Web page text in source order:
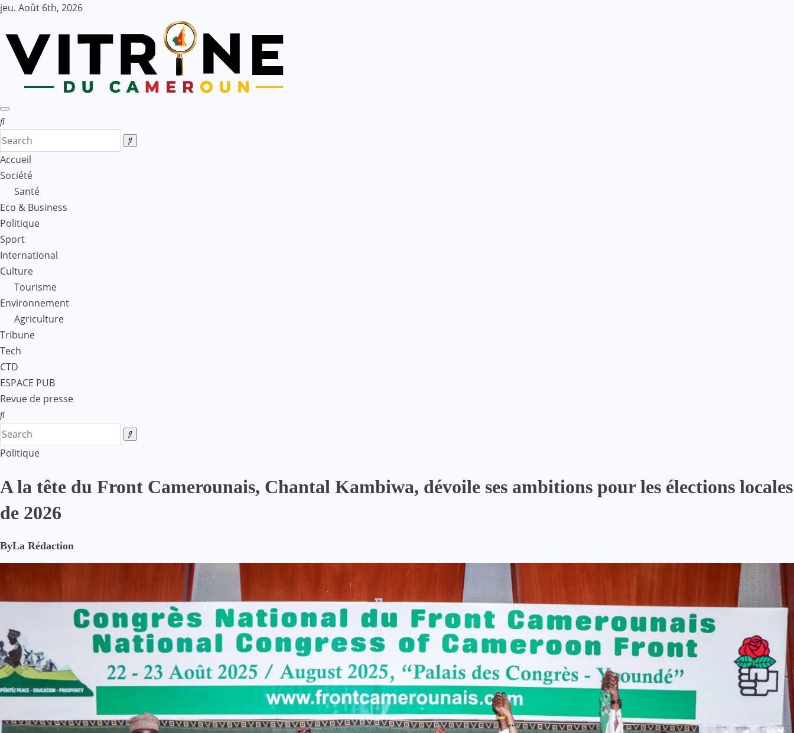
Skip
content
jeu. Août 6th, 2026
Accueil
Société
Santé
Eco & Business
Politique
Sport
International
Culture
Tourisme
Environnement
Agriculture
Tribune
Tech
CTD
ESPACE PUB
Revue de presse
Politique
A la tête du Front Camerounais, Chantal Kambiwa, dévoile ses ambitions pour les élections locales
de 2026
ByLa Rédaction